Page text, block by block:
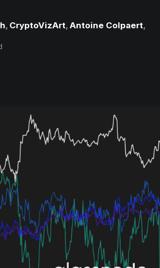
, CryptoVizArt, Antoine Colpaert,